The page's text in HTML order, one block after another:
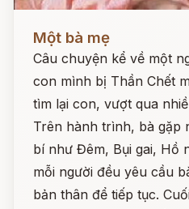
Một bà mẹ
Câu chuyện kể về một
con mình bị Thần Chết
tìm lại con, vượt qua
Trên hành trình, bà gặp
bí như Đêm, Bụi gai, Hồ
mỗi người đều yêu cầu
bản thân để tiếp tục.